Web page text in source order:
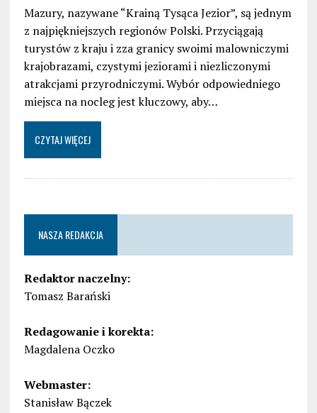
Mazury, nazywane “Krainą Tysąca Jezior”, są jednym
z najpiękniejszych regionów Polski. Przyciągają
turystów z kraju i zza granicy swoimi malowniczymi
krajobrazami, czystymi jeziorami i niezliczonymi
atrakcjami przyrodniczymi. Wybór odpowiedniego
miejsca na nocleg jest kluczowy, aby…
CZYTAJ WIĘCEJ
NASZA REDAKCJA
Redaktor naczelny:
Tomasz Barański
Redagowanie i korekta:
Magdalena Oczko
Webmaster:
Stanisław Bączek